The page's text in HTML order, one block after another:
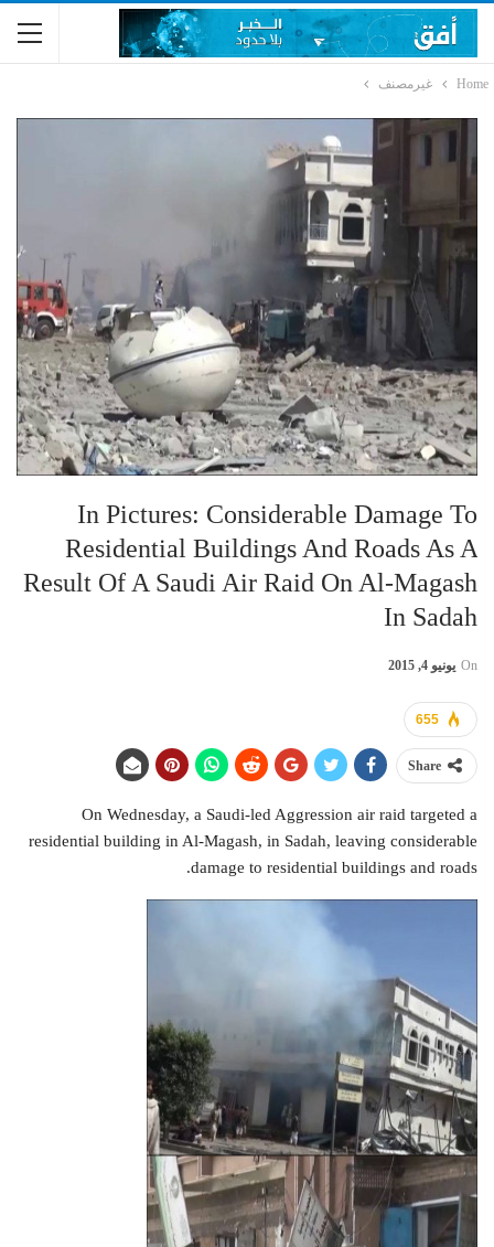
Home غيرمصنف
In Pictures: Considerable Damage To
Residential Buildings And Roads As A
Result Of A Saudi Air Raid On Al-Magash
In Sadah
On يونيو 4, 2015
655
Share
On Wednesday, a Saudi-led Aggression air raid targeted a
residential building in Al-Magash, in Sadah, leaving considerable
damage to residential buildings and roads.